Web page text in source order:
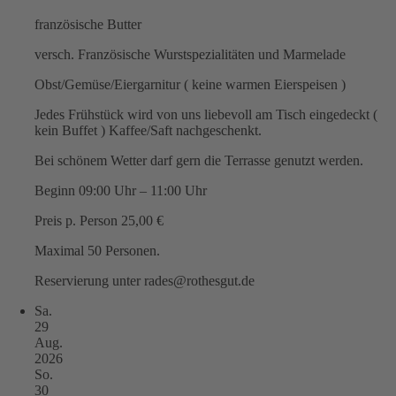
französische Butter
versch. Französische Wurstspezialitäten und Marmelade
Obst/Gemüse/Eiergarnitur ( keine warmen Eierspeisen )
Jedes Frühstück wird von uns liebevoll am Tisch eingedeckt (
kein Buffet ) Kaffee/Saft nachgeschenkt.
Bei schönem Wetter darf gern die Terrasse genutzt werden.
Beginn 09:00 Uhr – 11:00 Uhr
Preis p. Person 25,00 €
Maximal 50 Personen.
Reservierung unter rades@rothesgut.de
Sa.
29
Aug.
2026
So.
30